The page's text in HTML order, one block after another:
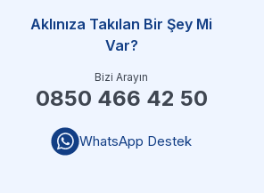
Aklınıza Takılan Bir Şey Mi
Var?
Bizi Arayın
0850 466 42 50
WhatsApp Destek